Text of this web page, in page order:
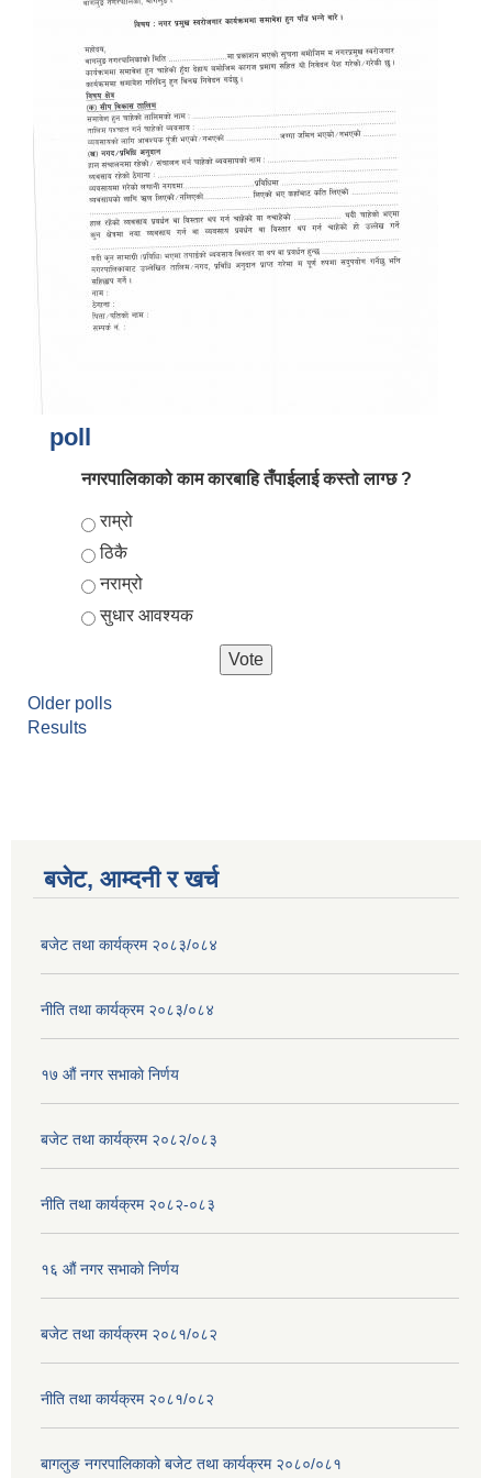
poll
नगरपालिकाको काम कारबाहि तँपाईलाई कस्तो लाग्छ ?
Choices
राम्रो
ठिकै
नराम्रो
सुधार आवश्यक
Older polls
Results
बजेट, आम्दनी र खर्च
बजेट तथा कार्यक्रम २०८३/०८४
नीति तथा कार्यक्रम २०८३/०८४
१७ ‌‍औं नगर सभाकाे निर्णय
बजेट तथा कार्यक्रम २०८२/०८३
नीति तथा कार्यक्रम २०८२-०८३
१६ ‌औं नगर सभाकाे निर्णय
बजेट तथा कार्यक्रम २०८१/०८२
नीति तथा कार्यक्रम २०८१/०८२
बागलुङ नगरपालिकाको बजेट तथा कार्यक्रम २०८०/०८१